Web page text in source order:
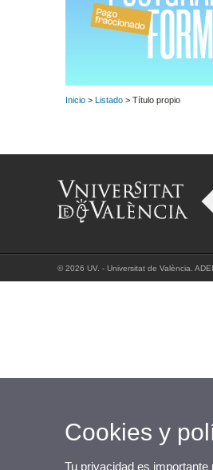
Inicio > Listado > Título propio
© 2026 UV. - Universitat de València.
Cookies y
Tu privacidad es